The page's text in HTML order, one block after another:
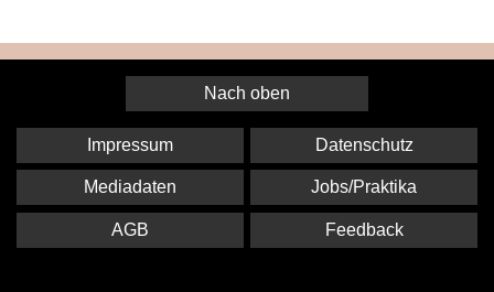
Nach oben
Impressum Datenschutz
Mediadaten Jobs/Praktika
AGB Feedback